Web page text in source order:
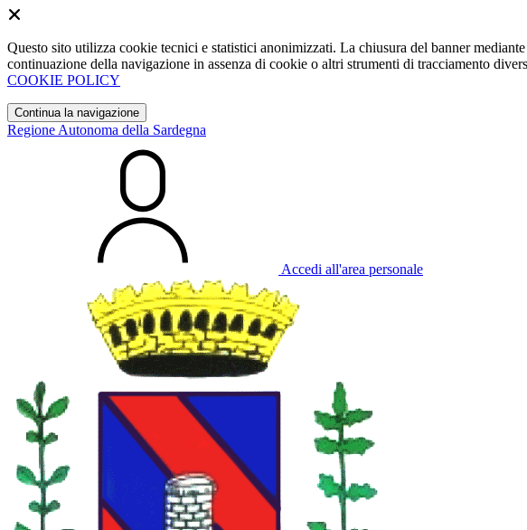
Questo sito utilizza cookie tecnici e statistici anonimizzati. La chiusura del banner
continuazione della navigazione in assenza di cookie o altri strumenti di tracciamento
COOKIE POLICY
Continua la navigazione
Regione Autonoma della Sardegna
Accedi all'area personale